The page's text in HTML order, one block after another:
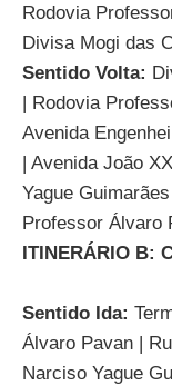
Rodovia
Divisa Mogi das
Sentido Volta:
| Rodovia
Avenida
| Avenida João
Yague
Professor Álvaro
ITINERÁRIO B:
Sentido Ida:
Álvaro Pavan |
Narciso Yague